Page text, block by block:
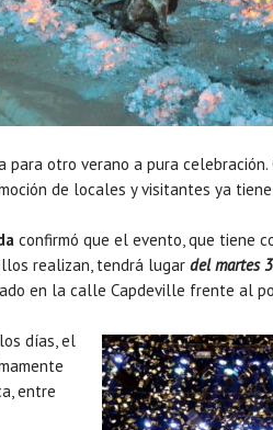
para otro verano a pura celebración.
de locales y visitantes ya
confirmó que el evento, que tiene
realizan, tendrá lugar del martes
en la calle Capdeville frente al
días, el
entre